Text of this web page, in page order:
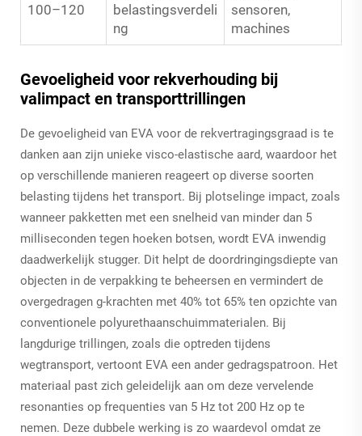
100–120
belastingsverdeli
ng
sensoren,
machines
Gevoeligheid voor rekverhouding bij
valimpact en transporttrillingen
De gevoeligheid van EVA voor de rekvertragingsgraad is te
danken aan zijn unieke visco-elastische aard, waardoor het
op verschillende manieren reageert op diverse soorten
belasting tijdens het transport. Bij plotselinge impact, zoals
wanneer pakketten met een snelheid van minder dan 5
milliseconden tegen hoeken botsen, wordt EVA inwendig
daadwerkelijk stugger. Dit helpt de doordringingsdiepte van
objecten in de verpakking te beheersen en vermindert de
overgedragen g-krachten met 40% tot 65% ten opzichte van
conventionele polyurethaanschuimmaterialen. Bij
langdurige trillingen, zoals die optreden tijdens
wegtransport, vertoont EVA een ander gedragspatroon. Het
materiaal past zich geleidelijk aan om deze vervelende
resonanties op frequenties van 5 Hz tot 200 Hz op te
nemen. Deze dubbele werking is zo waardevol omdat ze